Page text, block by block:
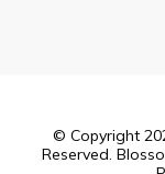
© Copyright
Reserved.